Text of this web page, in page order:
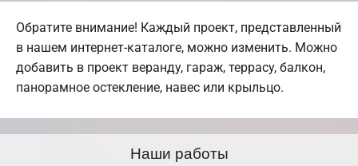
Обратите внимание! Каждый проект, представленный
в нашем интернет-каталоге, можно изменить. Можно
добавить в проект веранду, гараж, террасу, балкон,
панорамное остекление, навес или крыльцо.
Наши работы